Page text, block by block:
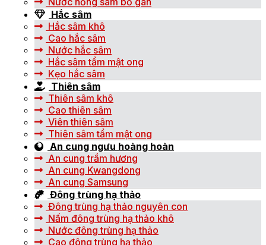
Hắc sâm
Hắc sâm khô
Cao hắc sâm
Nước hắc sâm
Hắc sâm tẩm mật ong
Kẹo hắc sâm
Thiên sâm
Thiên sâm khô
Cao thiên sâm
Viên thiên sâm
Thiên sâm tẩm mật ong
An cung ngưu hoàng hoàn
An cung trầm hương
An cung Kwangdong
An cung Samsung
Đông trùng hạ thảo
Đông trùng hạ thảo nguyên con
Nấm đông trùng hạ thảo khô
Nước đông trùng hạ thảo
Cao đông trùng hạ thảo